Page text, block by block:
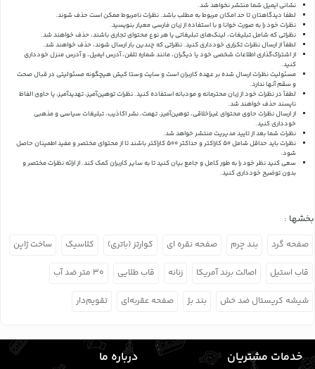
نشانی ایمیل شما منتشر نخواهد شد.
لطفا دیدگاهتان تا حد امکان مربوط به مطلب باشد. نظرات نامربوط ممکن است حذف شوند.
نظرات خود را به صورت خوانا و با استفاده از زبان فارسی معیار بنویسید.
نظراتی که شامل تبلیغات، لینک‌های تبلیغاتی یا هر نوع محتوای تجاری باشند، حذف خواهند شد.
لطفاً از ارسال نظرات تکراری خودداری کنید. نظراتی که چندین بار ارسال شوند، حذف خواهند شد.
از اشتراک‌گذاری اطلاعات شخصی خود یا دیگران، مانند شماره تلفن، آدرس ایمیل، و آدرس منزل خودداری
کنید.
مسئولیت نظرات ارسال شده بر عهده کاربران است و سایت وستا کیش هیچگونه مسئولیتی در قبال صحت
و سقم آنها ندارد.
لطفاً در نظرات خود از زبان محترمانه و مودبانه استفاده کنید. نظرات توهین‌آمیز، تهدیدآمیز، یا حاوی الفاظ
ناپسند حذف خواهند شد.
از ارسال نظرات حاوی محتوای غیراخلاقی، توهین‌آمیز، تهمت، نشر اکاذیب، تبلیغات سیاسی و مذهبی
خودداری کنید.
نظرات شما بعد از تایید مدیریت منتشر خواهد شد.
نظرات باید حداقل شامل 50 کاراکتر و حداکثر 500 کاراکتر باشند تا از محتوای مختصر و مفید اطمینان حاصل
شود.
سعی کنید نظر خود را به طور کامل و جامع بیان کنید تا به سایر کاربران کمک کند.از ارائه نظرات مختصر و
بدون توضیح خودداری کنید.
بخشها :
صفحه گرد بند چرم صفحه نقره ای کوارتز (باتری) کلاسیک ساخت ژاپن
قاب استیل اصالت برند آمریکا زنانه قاب طلایی ۳۰ متر ضد آب
شیشه کریستال ضد خش بند بژ صفحه عقربه‌ای تقویم‌دار
خدمات مشتریان درباره ما